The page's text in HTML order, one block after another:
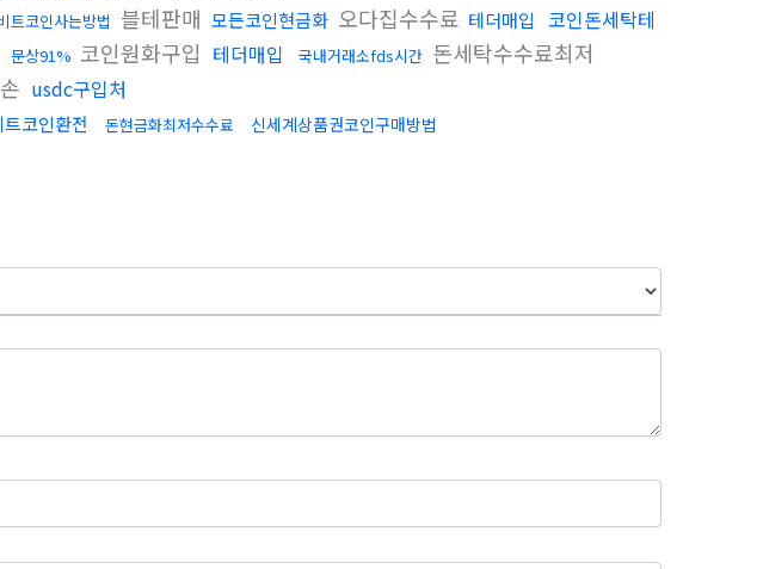
트코인사는방법 블테판매 모든코인현금화 오다집수수료 테더매입
코인돈세탁테
문상91% 코인원화구입 테더매입 국내거래소fds시간 돈세탁수수료최저
usdc구입처
트코인환전 돈현금화최저수수료 신세계상품권코인구매방법